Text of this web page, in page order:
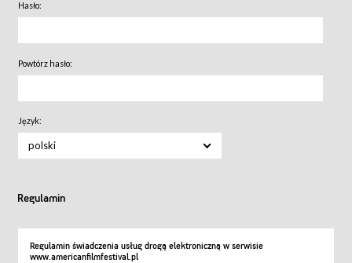
Hasło:
Powtórz hasło:
Język:
polski
Regulamin
Regulamin świadczenia usług drogą elektroniczną w serwisie
www.americanfilmfestival.pl